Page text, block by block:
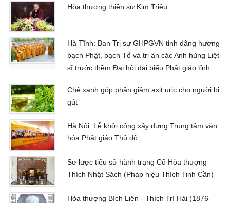
Hòa thượng thiền sư Kim Triệu
Hà Tĩnh: Ban Trị sự GHPGVN tỉnh dâng hương
bạch Phật, bạch Tổ và tri ân các Anh hùng Liệt
sĩ trước thềm Đại hội đại biểu Phật giáo tỉnh
Chè xanh góp phần giảm axit uric cho người bị
gút
Hà Nội: Lễ khởi công xây dựng Trung tâm văn
hóa Phật giáo Thủ đô
Sơ lược tiểu sử hành trạng Cố Hòa thượng
Thích Nhật Sách (Pháp hiệu Thích Tinh Cần)
Hòa thượng Bích Liên - Thích Trí Hải (1876-